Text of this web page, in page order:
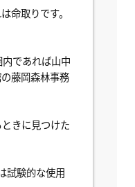
命取りです。
であれば山中
藤岡森林事務
きに見つけた
試験的な使用